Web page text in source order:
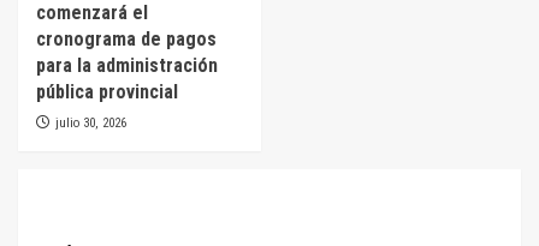
comenzará el
cronograma de pagos
para la administración
pública provincial
julio 30, 2026